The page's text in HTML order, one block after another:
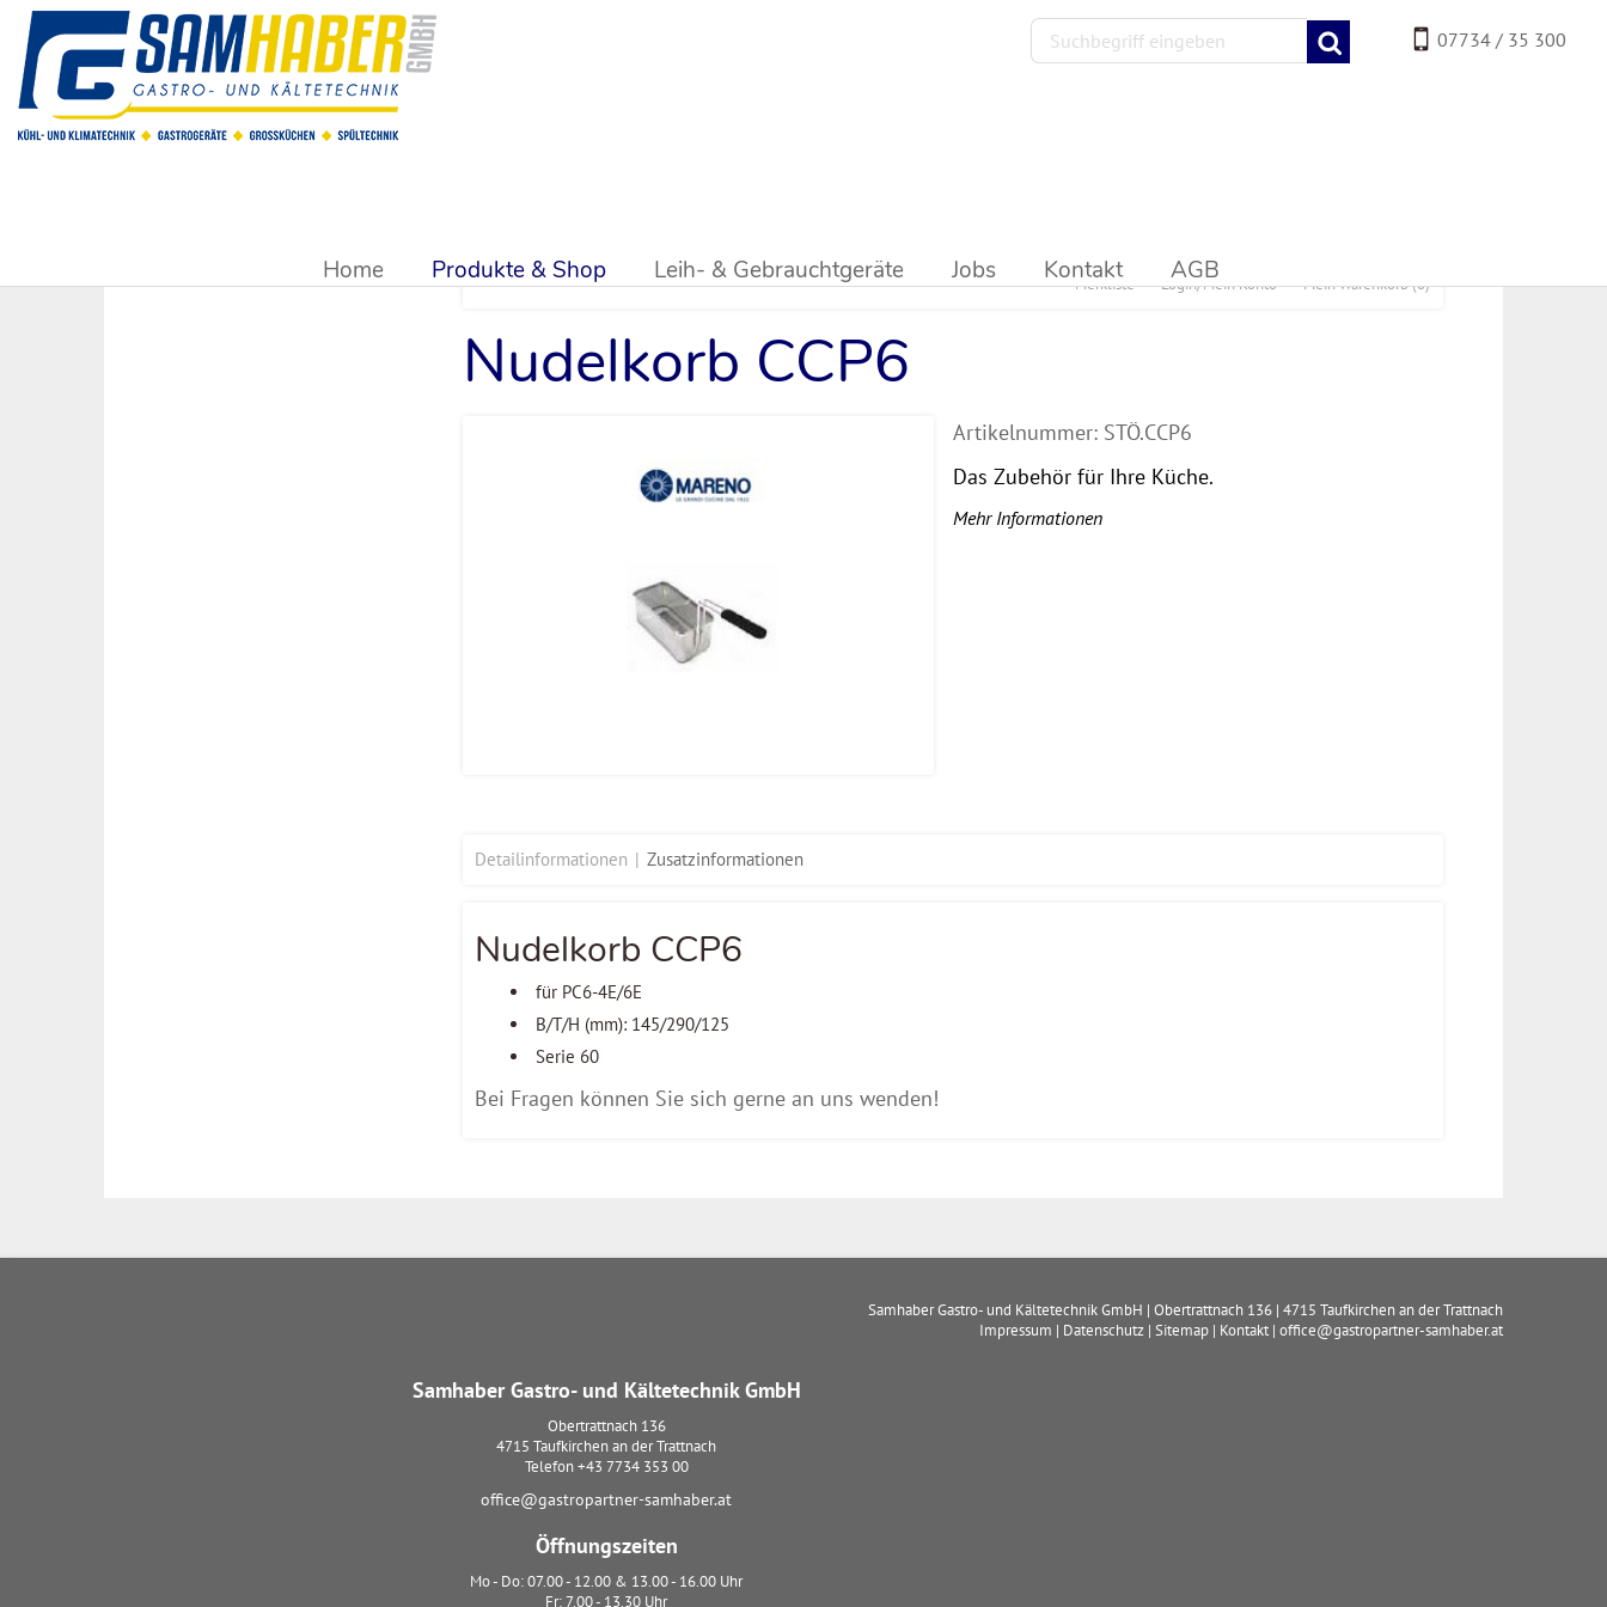
07734 / 35 300
Home Produkte & Shop Leih- & Gebrauchtgeräte Jobs Kontakt AGB Mein Warenkorb(0)
Login/Mein Konto
Merkliste
Nudelkorb CCP6
Artikelnummer: STÖ.CCP6
Das Zubehör für Ihre Küche.
Mehr Informationen
Detailinformationen Zusatzinformationen
Nudelkorb CCP6
für PC6-4E/6E
B/T/H (mm): 145/290/125
Serie 60
Bei Fragen können Sie sich gerne an uns wenden!
Samhaber Gastro- und Kältetechnik GmbH | Obertrattnach 136 | 4715 Taufkirchen an der Trattnach
Impressum | Datenschutz | Sitemap | Kontakt | office@gastropartner-samhaber.at
Samhaber Gastro- und Kältetechnik GmbH
Obertrattnach 136
4715 Taufkirchen an der Trattnach
Telefon +43 7734 353 00
office@gastropartner-samhaber.at
Öffnungszeiten
Mo - Do: 07.00 - 12.00 & 13.00 - 16.00 Uhr
Fr: 7.00 - 13.30 Uhr